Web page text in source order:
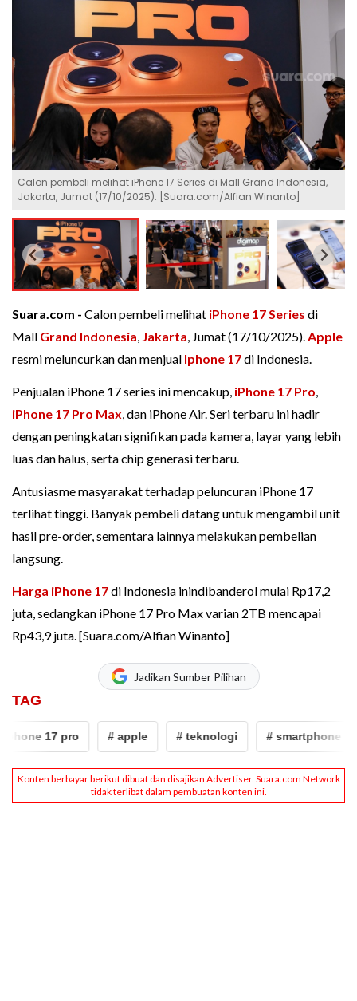
Calon pembeli melihat iPhone 17 Series di Mall Grand Indonesia,
Jakarta, Jumat (17/10/2025). [Suara.com/Alfian Winanto]
Suara.com - Calon pembeli melihat iPhone 17 Series di
Mall Grand Indonesia, Jakarta, Jumat (17/10/2025).Apple
resmi meluncurkan dan menjual Iphone 17di Indonesia.
Penjualan iPhone 17 series ini mencakup, iPhone 17 Pro,
iPhone 17 Pro Max, dan iPhone Air. Seri terbaru ini hadir
dengan peningkatan signifikan pada kamera, layar yang lebih
luas dan halus, serta chip generasi terbaru.
Antusiasme masyarakat terhadap peluncuran iPhone 17
terlihat tinggi. Banyak pembeli datang untuk mengambil unit
hasil pre-order, sementara lainnya melakukan pembelian
langsung.
Harga iPhone 17di Indonesia inindibanderol mulai Rp17,2
juta, sedangkan iPhone 17 Pro Max varian 2TB mencapai
Rp43,9 juta. [Suara.com/Alfian Winanto]
Jadikan Sumber Pilihan
TAG
17 pro # apple # teknologi # smartphone # hp